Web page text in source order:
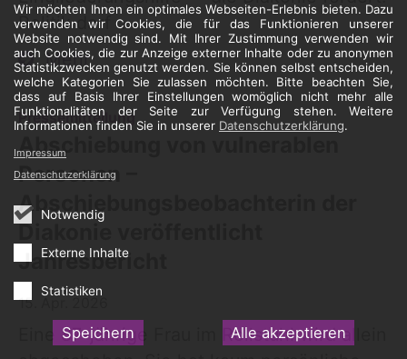
Wir möchten Ihnen ein optimales Webseiten-Erlebnis bieten. Dazu
verwenden wir Cookies, die für das Funktionieren unserer
Website notwendig sind. Mit Ihrer Zustimmung verwenden wir
auch Cookies, die zur Anzeige externer Inhalte oder zu anonymen
Statistikzwecken genutzt werden. Sie können selbst entscheiden,
welche Kategorien Sie zulassen möchten. Bitte beachten Sie,
dass auf Basis Ihrer Einstellungen womöglich nicht mehr alle
Funktionalitäten der Seite zur Verfügung stehen. Weitere
Informationen finden Sie in unserer Datenschutzerklärung.
Notwendig
Externe Inhalte
Statistiken
Speichern Alle akzeptieren
Impressum
Datenschutzerklärung
Politik darf ...
Mehr
Pressemitteilung:
Abschiebung von vulnerablen
Personen –
Abschiebungsbeobachterin der
Diakonie veröffentlicht
Jahresbericht
15. Apr. 2026
Eine 87-jährige Frau im Rollstuhl wird allein